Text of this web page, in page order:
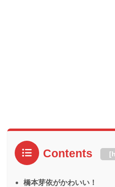
Contents [
橋本芽依がかわいい！